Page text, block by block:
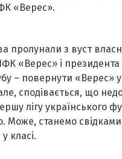
«Верес».
пролунали з вуст
«Верес» і президента
– повернути «Верес»
сподівається, що
лігу українського
станемо
класі.